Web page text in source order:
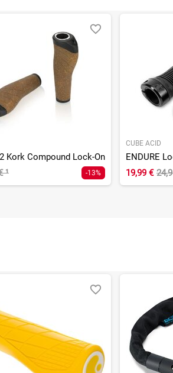
Kork Compound Lock-On
¹ -13%
CUBE ACID
ENDURE
19,99 €